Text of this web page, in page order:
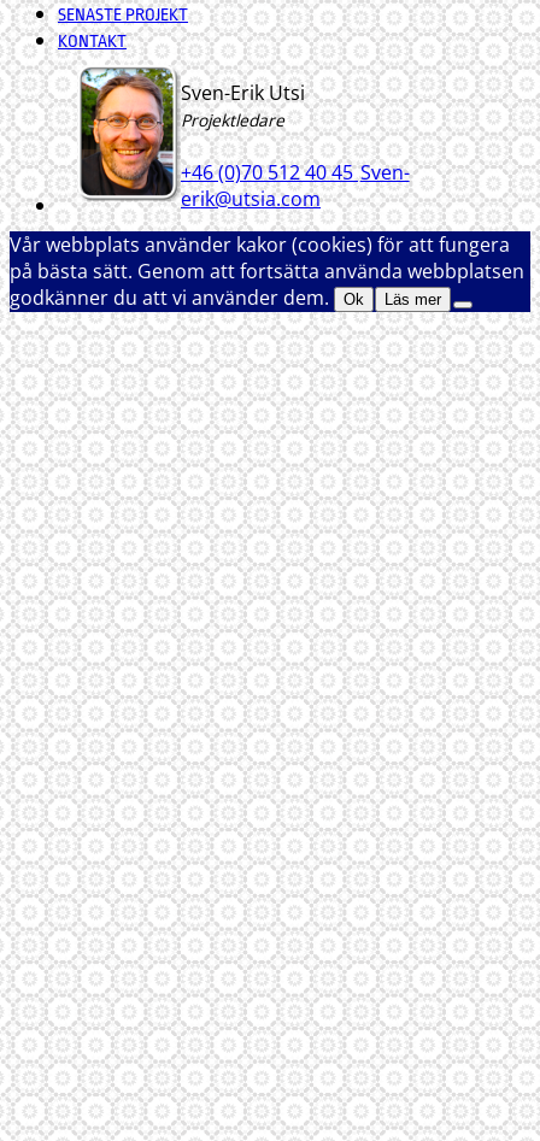
SENASTE PROJEKT
KONTAKT
Sven-Erik Utsi
Projektledare
+46 (0)70 512 40 45 Sven-
erik@utsia.com
Vår webbplats använder kakor (cookies) för att fungera
på bästa sätt. Genom att fortsätta använda webbplatsen
godkänner du att vi använder dem.
Ok Läs mer